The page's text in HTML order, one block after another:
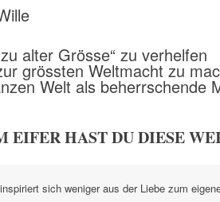
alter Grösse“ zu verhelfen
grössten Weltmacht zu
Welt als beherrschende
EIFER HAST DU DIESE
sich weniger aus der Liebe zum